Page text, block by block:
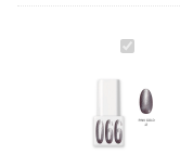
Pink
gold
066
JZ
Nails
Group